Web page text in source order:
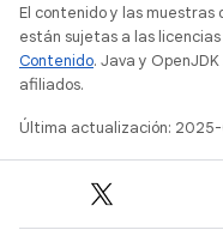
El contenido y las
están sujetas a las
Contenido. Java y
afiliados.
Última actualización: